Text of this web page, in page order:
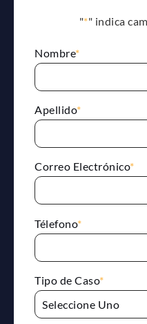
"*" indica
Nombre*
Apellido*
Correo Electrónico*
Télefono*
Tipo de Caso*